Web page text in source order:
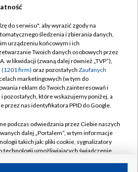
TVP
Cyfrowa
Regulamin TVP
prywatności
Moje zgody
Pomoc
Kontakt
Kanały
do serwisu", aby wyrazić zgody na
śledzenia i zbierania danych,
urządzeniu końcowym i ich
Twoich danych osobowych przez
w likwidacji (zwaną dalej również „TVP”),
(1201 firm) oraz pozostałych Zaufanych
marketingowych (w tym do
reklam do Twoich zainteresowań i
pozostałych, które wskazujemy poniżej, a
przez nas identyfikatora PPID do Google.
podczas odwiedzania przez Ciebie naszych
dalej „Portalem”, w tym informacje
takich jak: pliki cookie, sygnalizatory
technologii umożliwiających świadczenie